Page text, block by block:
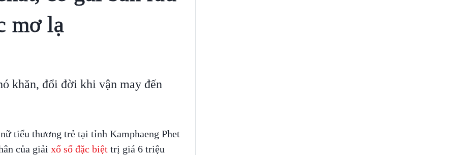
mơ lạ
khăn, đổi đời khi vận may đến
tiểu thương trẻ tại tỉnh Kamphaeng Phet
của giải xổ số đặc biệttrị giá 6 triệu